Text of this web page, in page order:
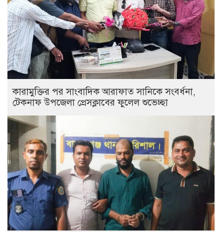
কারামুক্তির পর সাংবাদিক আরাফাত সানিকে সংবর্ধনা,
টেকনাফ উপজেলা প্রেসক্লাবের ফুলেল শুভেচ্ছা